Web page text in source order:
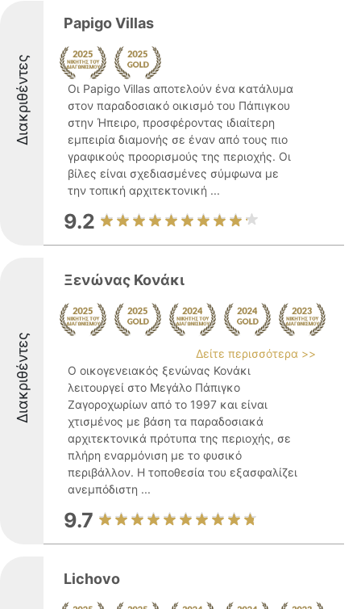
Διακριθέντες
Papigo Villas
Οι Papigo Villas αποτελούν ένα κατάλυμα
στον παραδοσιακό οικισμό του Πάπιγκου
στην Ήπειρο, προσφέροντας ιδιαίτερη
εμπειρία διαμονής σε έναν από τους πιο
γραφικούς προορισμούς της περιοχής. Οι
βίλες είναι σχεδιασμένες σύμφωνα με
την τοπική αρχιτεκτονική ...
9.2
Διακριθέντες
Ξενώνας Κονάκι
Δείτε περισσότερα >>
Ο οικογενειακός ξενώνας Κονάκι
λειτουργεί στο Μεγάλο Πάπιγκο
Ζαγοροχωρίων από το 1997 και είναι
χτισμένος με βάση τα παραδοσιακά
αρχιτεκτονικά πρότυπα της περιοχής, σε
πλήρη εναρμόνιση με το φυσικό
περιβάλλον. Η τοποθεσία του εξασφαλίζει
ανεμπόδιστη ...
9.7
Lichovo